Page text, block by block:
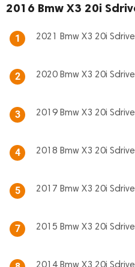
2016 Bmw X3 20i
1 2021 Bmw X3 20i
2 2020 Bmw X3 20i
3 2019 Bmw X3 20i
4 2018 Bmw X3 20i
5 2017 Bmw X3 20i
7 2015 Bmw X3 20i